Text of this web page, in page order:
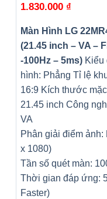
1.830.000 ₫
Màn Hình LG
(21.45 inch – VA –
-100Hz – 5ms) Kiểu
hình: Phẳng Tỉ lệ
16:9 Kích thước
21.45 inch Công
VA
Phân giải điểm ảnh:
x 1080)
Tần số quét màn:
Thời gian đáp ứng:
Faster)